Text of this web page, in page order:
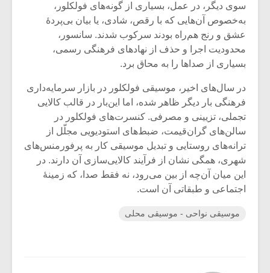
سوی دیگر، در عمل، بسیاری از گونه‌های فولکلور،
به‌خصوص آن‌هایی که با رقص، شادی، یا بیان بی‌پردۀ
عشق و رنج هم‌راه بودند سرکوب شدند. سانسور،
محدودیت اجرا و حذف از نهادهای فرهنگی رسمی،
بسیاری از صداها را به محاق برد.
در سال‌های اخیر، موسیقی فولکلور در بازار سرمایه‌داری
فرهنگی بار دیگر ظاهر شده، اما این‌بار در قالب کالایی
تجملی، تزیینی و مصرفی. کنسرت‌های فولکلور در
سالن‌های گران‌قیمت، ضبط‌های استودیویی مجلّل از
ترانه‌های روستایی و تبدیل موسیقی کار به پرفورمنس‌های
شهری، همگی نشان از فرآیند کالایی‌سازی آن دارند. در
این میان آن‌چه از بین می‌رود، نه فقط صدا، که زمینۀ
اجتماعی و طبقاتی آن است.
موسیقی نواحی - موسیقی محلی